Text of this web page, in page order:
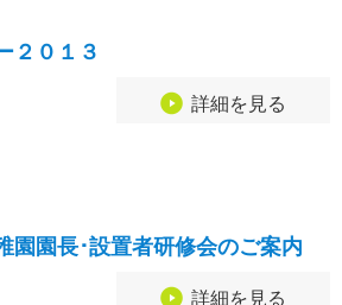
２０１３
詳細を見る
園長･設置者研修会のご案内
詳細を見る